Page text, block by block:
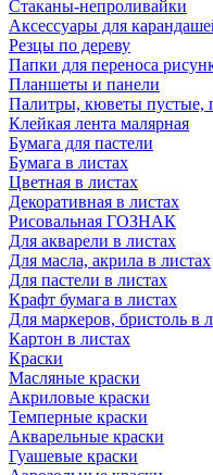
Стаканы-непроливайки
Аксессуары для
Резцы по дереву
Папки для переноса
Планшеты и панели
Палитры, кюветы пустые,
Клейкая лента малярная
Бумага для пастели
Бумага в листах
Цветная в листах
Декоративная в листах
Рисовальная ГОЗНАК
Для акварели в листах
Для масла, акрила в листах
Для пастели в листах
Крафт бумага в листах
Для маркеров, бристоль в
Картон в листах
Краски
Масляные краски
Акриловые краски
Темперные краски
Акварельные краски
Гуашевые краски